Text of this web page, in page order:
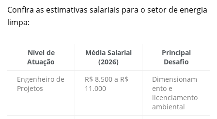
Confira as estimativas salariais para o setor de energia
limpa:
Nível de
Atuação
Média Salarial
(2026)
Principal
Desafio
Engenheiro de
Projetos
R$ 8.500 a R$
11.000
Dimensionam
ento e
licenciamento
ambiental